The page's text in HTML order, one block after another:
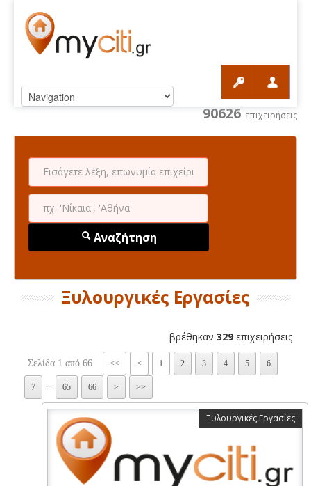
90626 επιχειρήσεις
Αναζήτηση
Ξυλουργικές Εργασίες
βρέθηκαν 329 επιχειρήσεις
Σελίδα 1 από 66 << < 1 2 3 4 5 6
7 65 66 > >>
Ξυλουργικές Εργασίες